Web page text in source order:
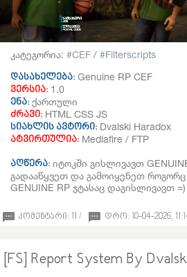
კატეგორია: CEF /
Filterscripts
დასახელება: Genuine RP CEF
ვერსია: 1.0
ენა: ქართული
ძრავი: HTML CSS JS
სიახლის ავტორი: Dvalski Haradox
ატვირთულია: Mediafire / FTP
აღწერა: იტოკში გისლივავთ
გადააწყვეთ და გამოიყენეთ
GENUINE RP ჯტასაც დაგისლივავთ =)
კომენტარი: 11 / დრო: 10-04-2026,
[FS] Report System By